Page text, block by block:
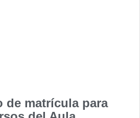
de matrícula para